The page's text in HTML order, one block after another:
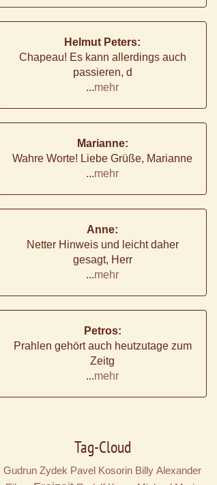
Helmut Peters:
Chapeau! Es kann allerdings auch
passieren, d
...mehr
Marianne:
Wahre Worte! Liebe Grüße, Marianne
...mehr
Anne:
Netter Hinweis und leicht daher
gesagt, Herr
...mehr
Petros:
Prahlen gehört auch heutzutage zum
Zeitg
...mehr
Tag-Cloud
Gudrun Zydek Pavel Kosorin Billy Alexander